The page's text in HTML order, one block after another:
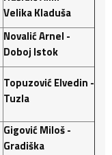
Velika Kladuša
Novalić Arnel -
Doboj Istok
Topuzović Elvedin -
Tuzla
Gigović Miloš -
Gradiška